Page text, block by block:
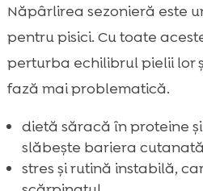
Năpârlirea sezonieră este
pentru pisici. Cu toate
perturba echilibrul pielii lor
fază mai problematică.
dietă săracă în proteine
slăbește bariera cutanată
stres și rutină instabilă,